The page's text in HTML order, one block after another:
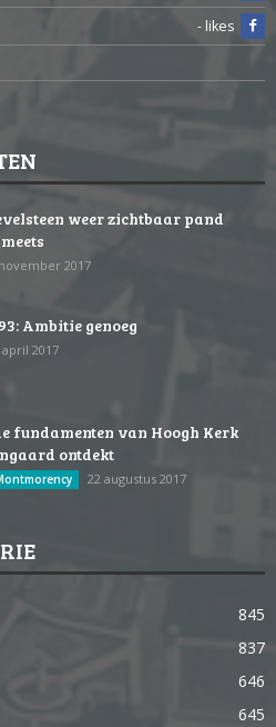
- likes
weer zichtbaar pand
2017
Ambitie genoeg
april 2017
fundamenten van Hoogh Kerk
ontdekt
22 augustus 2017
845
837
646
645